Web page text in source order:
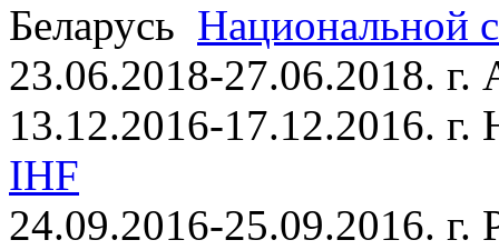
Беларусь Национальной
23.06.2018-27.06.2018.
13.12.2016-17.12.2016.
IHF
24.09.2016-25.09.2016. г.